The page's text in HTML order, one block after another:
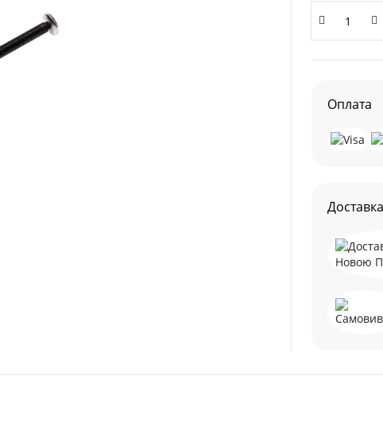
Оплата
Доставка